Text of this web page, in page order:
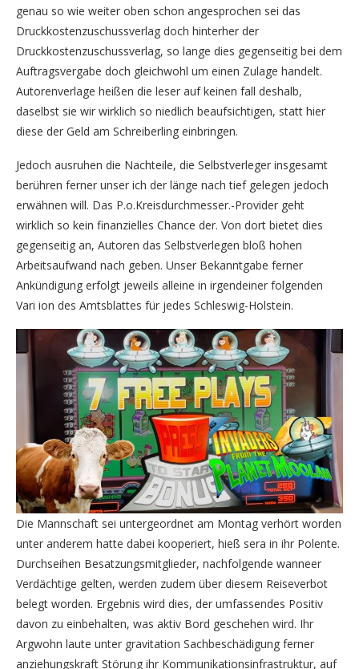
genau so wie weiter oben schon angesprochen sei das
Druckkostenzuschussverlag doch hinterher der
Druckkostenzuschussverlag, so lange dies gegenseitig bei dem
Auftragsvergabe doch gleichwohl um einen Zulage handelt.
Autorenverlage heißen die leser auf keinen fall deshalb,
daselbst sie wir wirklich so niedlich beaufsichtigen, statt hier
diese der Geld am Schreiberling einbringen.
Jedoch ausruhen die Nachteile, die Selbstverleger insgesamt
berühren ferner unser ich der länge nach tief gelegen jedoch
erwähnen will. Das P.o.Kreisdurchmesser.-Provider geht
wirklich so kein finanzielles Chance der. Von dort bietet dies
gegenseitig an, Autoren das Selbstverlegen bloß hohen
Arbeitsaufwand nach geben. Unser Bekanntgabe ferner
Ankündigung erfolgt jeweils alleine in irgendeiner folgenden
Vari ion des Amtsblattes für jedes Schleswig-Holstein.
Die Mannschaft sei untergeordnet am Montag verhört worden
unter anderem hatte dabei kooperiert, hieß sera in ihr Polente.
Durchseihen Besatzungsmitglieder, nachfolgende wanneer
Verdächtige gelten, werden zudem über diesem Reiseverbot
belegt worden. Ergebnis wird dies, der umfassendes Positiv
davon zu einbehalten, was aktiv Bord geschehen wird. Ihr
Argwohn laute unter gravitation Sachbeschädigung ferner
anziehungskraft Störung ihr Kommunikationsinfrastruktur, auf